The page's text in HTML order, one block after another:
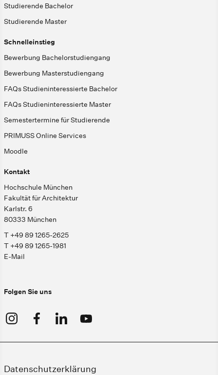
Studierende Bachelor
Studierende Master
Schnelleinstieg
Bewerbung Bachelorstudiengang
Bewerbung Masterstudiengang
FAQs Studieninteressierte Bachelor
FAQs Studieninteressierte Master
Semestertermine für Studierende
PRIMUSS Online Services
Moodle
Kontakt
Hochschule München
Fakultät für Architektur
Karlstr. 6
80333 München
T +49 89 1265-2625
T +49 89 1265-1981
E-Mail
Folgen Sie uns
Datenschutzerklärung